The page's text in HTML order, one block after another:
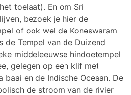
toelaat). En om Sri
bezoek je hier de
of ook wel de Koneswaram
de Tempel van de Duizend
middeleeuwse hindoetempel
gelegen op een klif met
baai en de Indische Oceaan. De
de stroom van de rivier